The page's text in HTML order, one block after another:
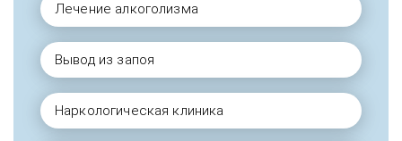
Лечение алкоголизма
Вывод из запоя
Наркологическая клиника